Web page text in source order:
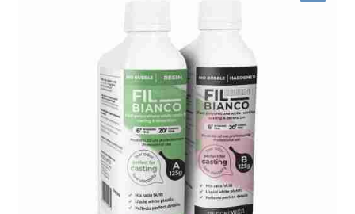
Blog / DIY / Tutorials